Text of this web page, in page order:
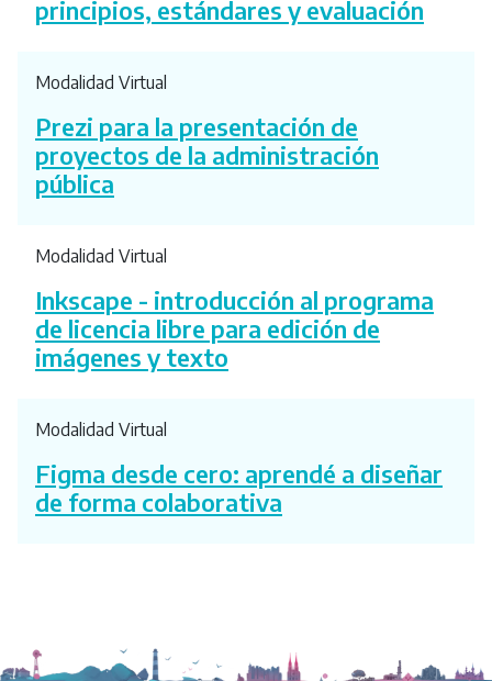
principios, estándares y evaluación
Modalidad Virtual
Prezi para la presentación de
proyectos de la administración
pública
Modalidad Virtual
Inkscape - introducción al programa
de licencia libre para edición de
imágenes y texto
Modalidad Virtual
Figma desde cero: aprendé a diseñar
de forma colaborativa